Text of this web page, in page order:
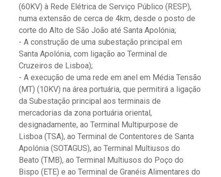
(60KV) à Rede Elétrica de Serviço Público (RESP),
numa extensão de cerca de 4km, desde o posto de
corte do Alto de São João até Santa Apolónia;
- A construção de uma subestação principal em
Santa Apolónia, com ligação ao Terminal de
Cruzeiros de Lisboa);
- A execução de uma rede em anel em Média Tensão
(MT) (10KV) na área portuária, que permitirá a ligação
da Subestação principal aos terminais de
mercadorias da zona portuária oriental,
designadamente, ao Terminal Multipurpose de
Lisboa (TSA), ao Terminal de Contentores de Santa
Apolónia (SOTAGUS), ao Terminal Multiusos do
Beato (TMB), ao Terminal Multiusos do Poço do
Bispo (ETE) e ao Terminal de Granéis Alimentares do